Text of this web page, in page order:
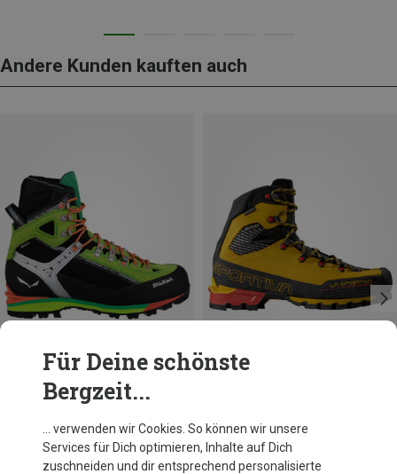
Andere Kunden kauften auch
Herren Condor Evo GTX Schuhe
318,70 €
42 42.5 44.5
La Sportiva
Herren Trango Alpine GTX Schuhe
362,95 €
Für Deine schönste
Bergzeit...
… verwenden wir Cookies. So können wir unsere
Services für Dich optimieren, Inhalte auf Dich
zuschneiden und dir entsprechend personalisierte